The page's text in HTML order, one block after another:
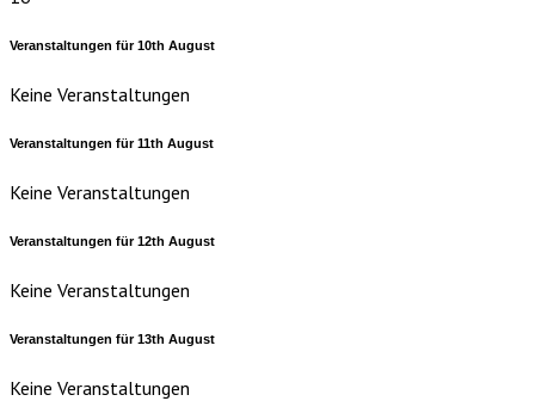
Veranstaltungen für10th August
Keine Veranstaltungen
Veranstaltungen für11th August
Keine Veranstaltungen
Veranstaltungen für12th August
Keine Veranstaltungen
Veranstaltungen für13th August
Keine Veranstaltungen